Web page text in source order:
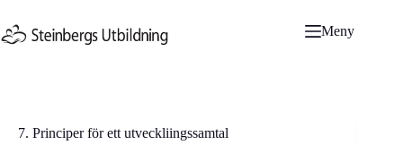
till
innehåll
Meny
7. Principer för ett utveckliingssamtal